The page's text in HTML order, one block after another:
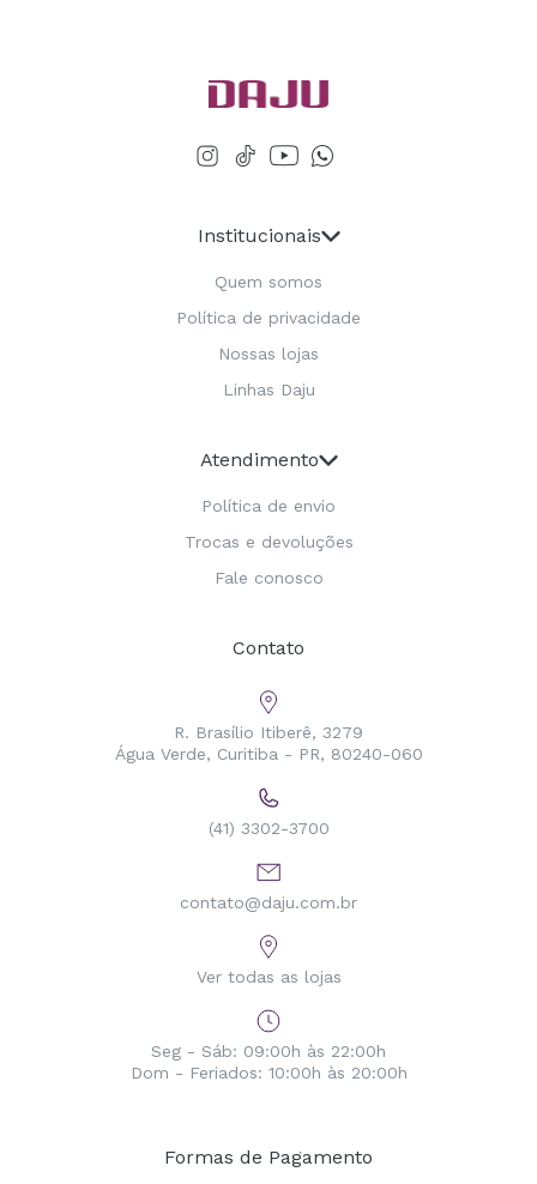
Institucionais
Quem somos
Política de privacidade
Nossas lojas
Linhas Daju
Atendimento
Política de envio
Trocas e devoluções
Fale conosco
Contato
R. Brasílio Itiberê, 3279
Água Verde, Curitiba - PR, 80240-060
(41) 3302-3700
contato@daju.com.br
Ver todas as lojas
Seg - Sáb: 09:00h às 22:00h
Dom - Feriados: 10:00h às 20:00h
Formas de Pagamento